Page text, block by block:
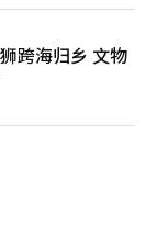
跨海归乡 文物